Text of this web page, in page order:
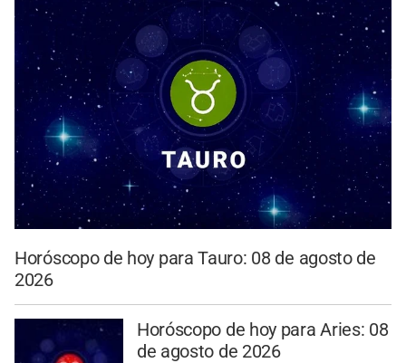
Horóscopo de hoy para Tauro: 08 de agosto de
2026
Horóscopo de hoy para Aries: 08
de agosto de 2026